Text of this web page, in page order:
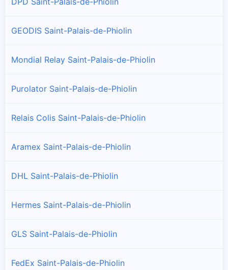
GEODIS Saint-Palais-de-Phiolin
Mondial Relay Saint-Palais-de-Phiolin
Purolator Saint-Palais-de-Phiolin
Relais Colis Saint-Palais-de-Phiolin
Aramex Saint-Palais-de-Phiolin
DHL Saint-Palais-de-Phiolin
Hermes Saint-Palais-de-Phiolin
GLS Saint-Palais-de-Phiolin
FedEx Saint-Palais-de-Phiolin